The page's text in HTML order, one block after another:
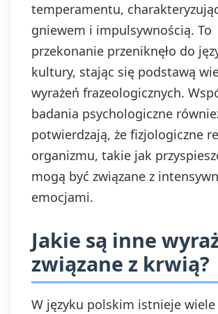
temperamentu,
gniewem i impulsywnością. To
przekonanie przeniknęło do
kultury, stając się podstawą
wyrażeń frazeologicznych.
badania psychologiczne
potwierdzają, że fizjologiczne
organizmu, takie jak
mogą być związane z
emocjami.
Jakie są inne
związane z krwią?
W języku polskim istnieje wiele